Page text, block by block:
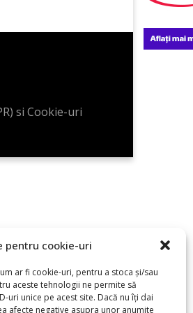
pentru cookie-uri
ar fi cookie-uri, pentru a stoca și/sau
aceste tehnologii ne permite să
uri unice pe acest site. Dacă nu îți dai
afecte negative asupra unor anumite
si Cookie-uri